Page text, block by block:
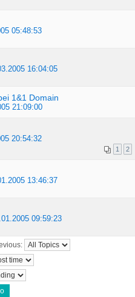
05:48:53
16:04:05
1&1 Domain
21:09:00
20:54:32
1 2
13:46:37
09:59:23